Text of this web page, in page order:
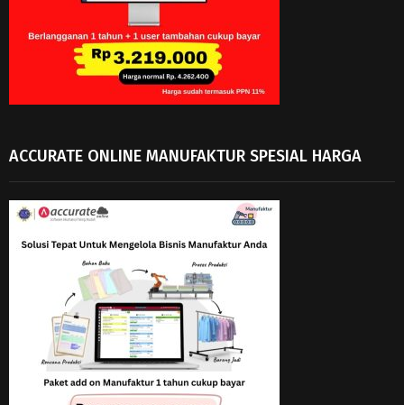
ACCURATE ONLINE MANUFAKTUR SPESIAL HARGA